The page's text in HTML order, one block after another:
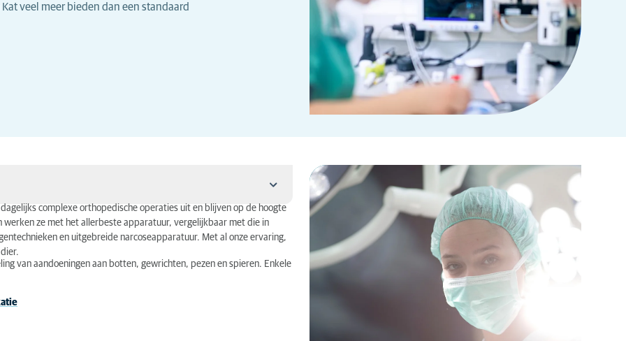
veel meer bieden dan een standaard
complexe orthopedische operaties uit en blijven op de hoogte
werken ze met het allerbeste apparatuur, vergelijkbaar met die in
en uitgebreide narcoseapparatuur. Met al onze ervaring,
van aandoeningen aan botten, gewrichten, pezen en spieren. Enkele